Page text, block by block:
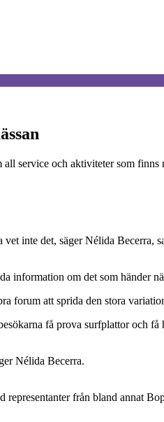
service och aktiviteter som
inte det, säger Nélida Becerra,
information om det som händer
forum att sprida den stora
få prova surfplattor och
Nélida Becerra.
från bland annat